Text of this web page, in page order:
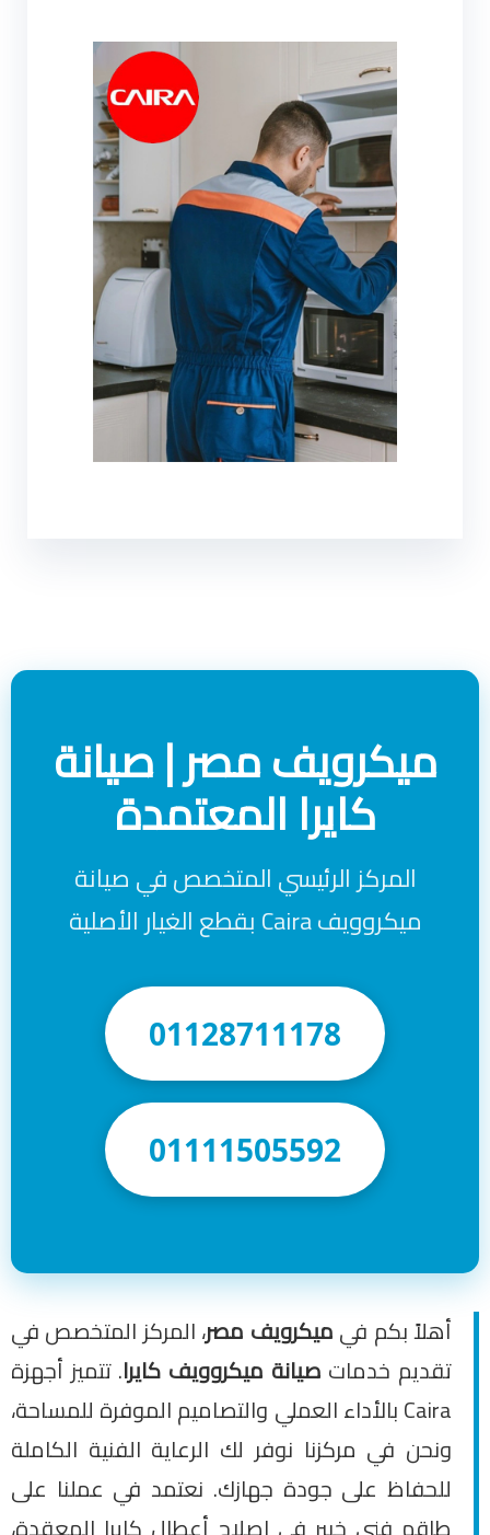
ميكرويف مصر | صيانة
كايرا المعتمدة
المركز الرئيسي المتخصص في صيانة
ميكروويف Caira بقطع الغيار الأصلية
01128711178
01111505592
أهلاً بكم فيميكرويف مصر، المركز المتخصص في
تقديم خدمات صيانة ميكروويف كايرا. تتميز أجهزة
Caira بالأداء العملي والتصاميم الموفرة للمساحة،
ونحن في مركزنا نوفر لك الرعاية الفنية الكاملة
للحفاظ على جودة جهازك. نعتمد في عملنا على